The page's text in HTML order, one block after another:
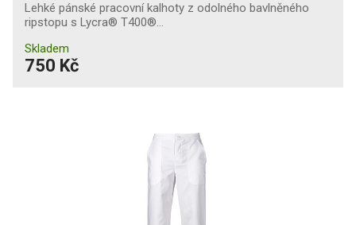
Lehké pánské pracovní kalhoty z odolného bavlněného
ripstopu s Lycra® T400®…
Skladem
750 Kč